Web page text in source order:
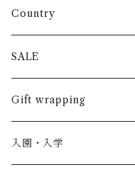
長袖
半袖
パンツ
長ズボン
半ズボン
スカート
ワンピース
カーディガン / 羽織もの
ARCH&LINE
BABE & TESS
BOBOCHOSES
BONHEUR DU JOUR
コットン 100%
リネン( 麻 )
ウール
アルパカ
Country
France / フランス
Italy / イタリア
NY / ニューヨーク
SALE
男の子
女の子
Gift wrapping
入園・入学